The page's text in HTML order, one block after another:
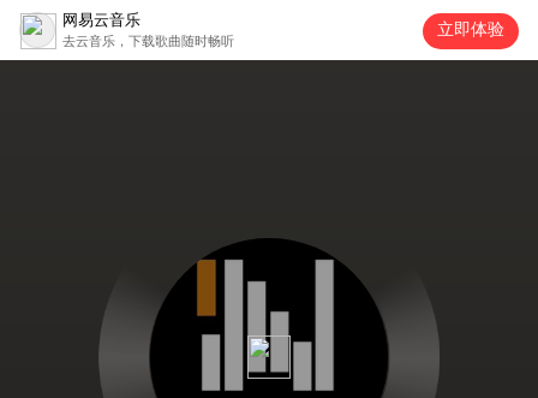
网易云音乐
去云音乐，下载歌曲随时畅听
立即体验